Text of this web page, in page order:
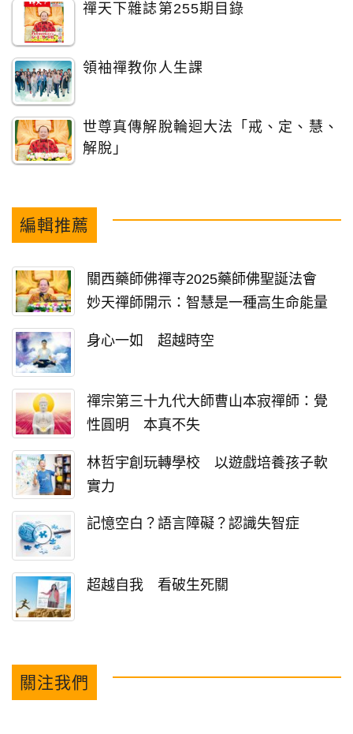
禪天下雜誌第255期目錄
領袖禪教你人生課
世尊真傳解脫輪迴大法「戒、定、慧、
解脫」
編輯推薦
關西藥師佛禪寺2025藥師佛聖誕法會
妙天禪師開示：智慧是一種高生命能量
身心一如 超越時空
禪宗第三十九代大師曹山本寂禪師：覺
性圓明 本真不失
林哲宇創玩轉學校 以遊戲培養孩子軟
實力
記憶空白？語言障礙？認識失智症
超越自我 看破生死關
關注我們